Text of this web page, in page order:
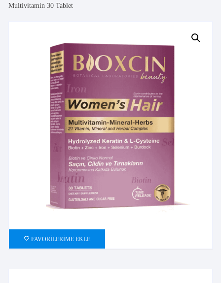
Multivitamin 30 Tablet
FAVORILERIME EKLE